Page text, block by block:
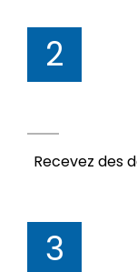
2
Recevez des
3